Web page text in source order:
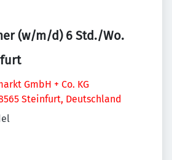
(w/m/d) 6 Std./Wo.
GmbH + Co. KG
Steinfurt, Deutschland